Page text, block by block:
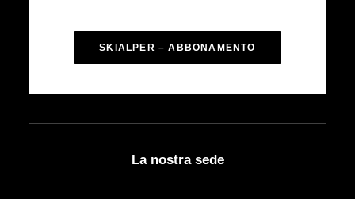
SKIALPER – ABBONAMENTO
La nostra sede